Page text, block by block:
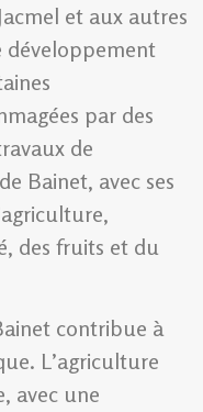
et aux autres
développement
par des
de
Bainet, avec ses
des fruits et du
contribue à
L’agriculture
avec une